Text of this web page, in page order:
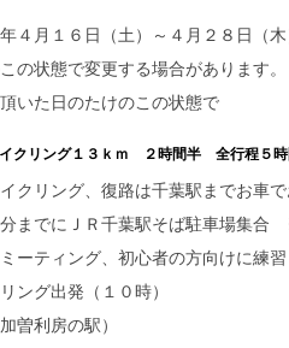
４月１６日（土）～４月２８日（
の状態で変更する場合があります。
いた日のたけのこの状態で
クリング１３ｋｍ ２時間半 全行程５時
クリング、復路は千葉駅までお車で
までにＪＲ千葉駅そば駐車場集合
ーティング、初心者の方向けに練
ング出発（１０時）
曽利房の駅）